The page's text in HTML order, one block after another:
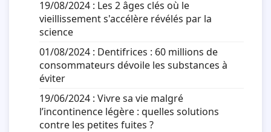
19/08/2024 : Les 2 âges clés où le
vieillissement s'accélère révélés par la
science
01/08/2024 : Dentifrices : 60 millions de
consommateurs dévoile les substances à
éviter
19/06/2024 : Vivre sa vie malgré
l’incontinence légère : quelles solutions
contre les petites fuites ?